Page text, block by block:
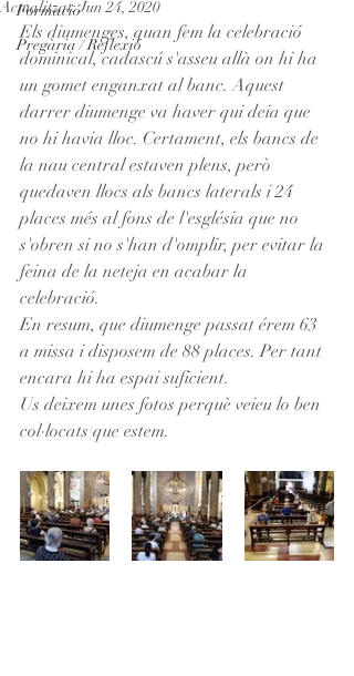
Formació
Pregària / Reflexió
Actualitzat:Jun 24, 2020
Els diumenges, quan fem la celebració
dominical, cadascú s'asseu allà on hi ha
un gomet enganxat al banc. Aquest
darrer diumenge va haver qui deia que
no hi havia lloc. Certament, els bancs de
la nau central estaven plens, però
quedaven llocs als bancs laterals i 24
places més al fons de l'església que no
s'obren si no s'han d'omplir, per evitar la
feina de la neteja en acabar la
celebració.
En resum, que diumenge passat érem 63
a missa i disposem de 88 places. Per tant
encara hi ha espai suficient.
Us deixem unes fotos perquè veieu lo ben
col·locats que estem.